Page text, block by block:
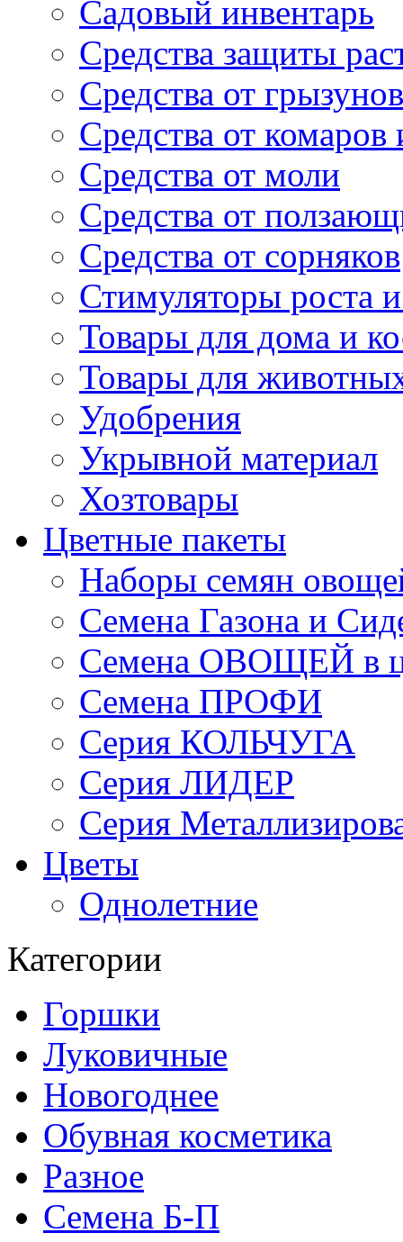
Садовый инвентарь
Средства защиты
Средства от грызунов
Средства от
Средства от моли
Средства от
Средства от сорняков
Стимуляторы роста и
Товары для дома и
Товары для
Удобрения
Укрывной материал
Хозтовары
Цветные пакеты
Наборы семян
Семена Газона и
Семена ОВОЩЕЙ в
Семена ПРОФИ
Серия КОЛЬЧУГА
Серия ЛИДЕР
Серия
Цветы
Однолетние
Категории
Горшки
Луковичные
Новогоднее
Обувная косметика
Разное
Семена Б-П